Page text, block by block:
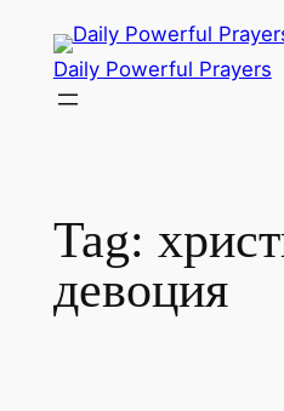
content
Daily Powerful Prayers
Tag:
девоция